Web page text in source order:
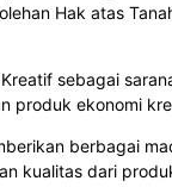
Hak atas
sebagai
produk ekonomi
berbagai
kualitas dari